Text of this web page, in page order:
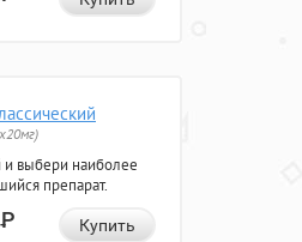
выбери наиболее
препарат.
Р Купить